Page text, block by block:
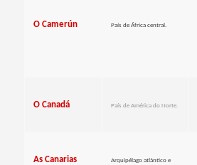
O Camerún País de África central.
O Canadá País de América do Norte.
As Canarias Arquipélago atlántico e